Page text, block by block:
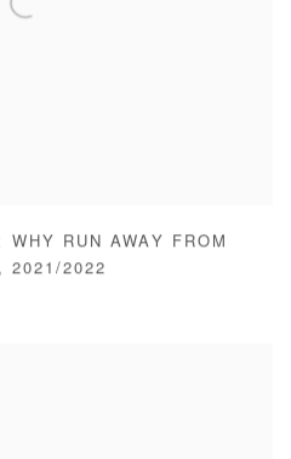
WHY RUN AWAY FROM
, 2021/2022